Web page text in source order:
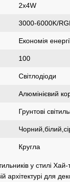
2х4W
3000-6000K/
Економія
100
Світлодіоди
Алюмінієвий
Грунтові
Кругла
у стилі
для